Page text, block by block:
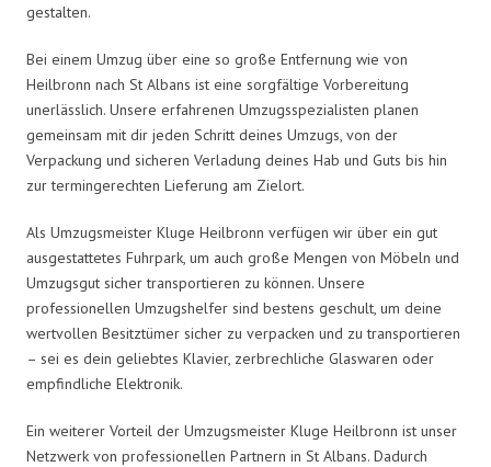
gestalten.
Bei einem Umzug über eine so große Entfernung wie von
Heilbronn nach St Albans ist eine sorgfältige Vorbereitung
unerlässlich. Unsere erfahrenen Umzugsspezialisten planen
gemeinsam mit dir jeden Schritt deines Umzugs, von der
Verpackung und sicheren Verladung deines Hab und Guts bis hin
zur termingerechten Lieferung am Zielort.
Als Umzugsmeister Kluge Heilbronn verfügen wir über ein gut
ausgestattetes Fuhrpark, um auch große Mengen von Möbeln und
Umzugsgut sicher transportieren zu können. Unsere
professionellen Umzugshelfer sind bestens geschult, um deine
wertvollen Besitztümer sicher zu verpacken und zu transportieren
– sei es dein geliebtes Klavier, zerbrechliche Glaswaren oder
empfindliche Elektronik.
Ein weiterer Vorteil der Umzugsmeister Kluge Heilbronn ist unser
Netzwerk von professionellen Partnern in St Albans. Dadurch